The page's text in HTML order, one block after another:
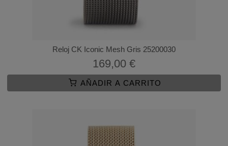
Reloj CK Iconic Mesh Gris 25200030
169,00 €
AÑADIR A CARRITO